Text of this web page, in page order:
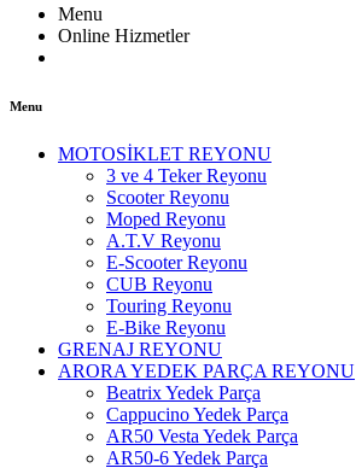
Menu
Online Hizmetler
Menu
MOTOSİKLET REYONU
3 ve 4 Teker Reyonu
Scooter Reyonu
Moped Reyonu
A.T.V Reyonu
E-Scooter Reyonu
CUB Reyonu
Touring Reyonu
E-Bike Reyonu
GRENAJ REYONU
ARORA YEDEK PARÇA REYONU
Beatrix Yedek Parça
Cappucino Yedek Parça
AR50 Vesta Yedek Parça
AR50-6 Yedek Parça